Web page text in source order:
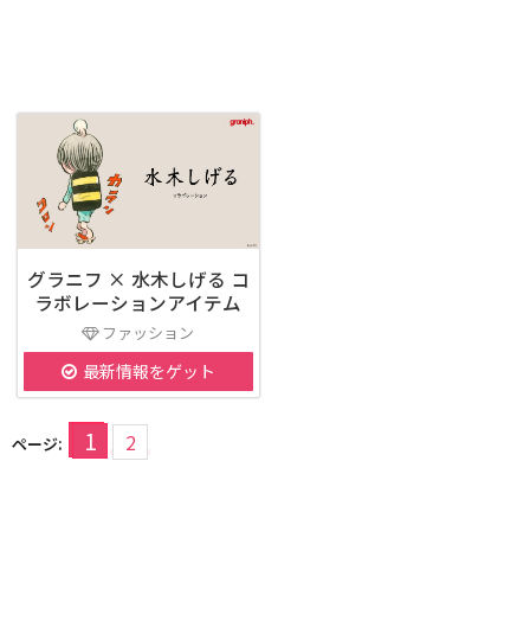
グラニフ × 水木しげる コ
ラボレーションアイテム
ファッション
最新情報をゲット
ページ: 1 2